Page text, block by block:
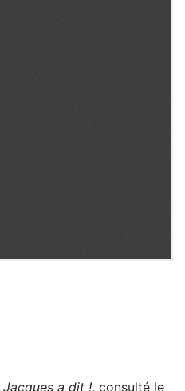
Jacques a dit !, consulté le